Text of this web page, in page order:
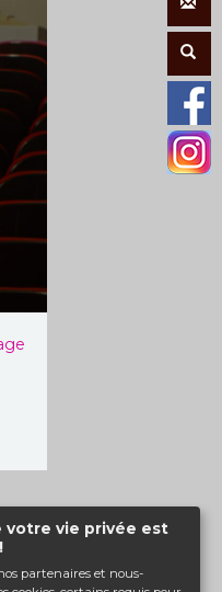
votre vie privée est
partenaires et nous-